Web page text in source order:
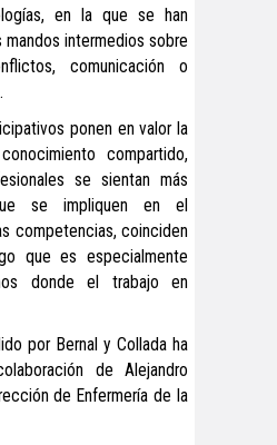
en la que se han
intermedios sobre
comunicación o
ponen en valor la
compartido,
se sientan más
se impliquen en el
competencias, coinciden
que es especialmente
donde el trabajo en
por Bernal y Collada ha
de Alejandro
de Enfermería de la